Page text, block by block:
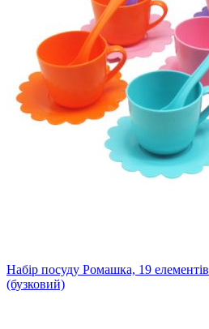
Набір посуду Ромашка, 19 елементів
(бузковий)